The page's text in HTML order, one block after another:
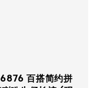
百搭简约拼